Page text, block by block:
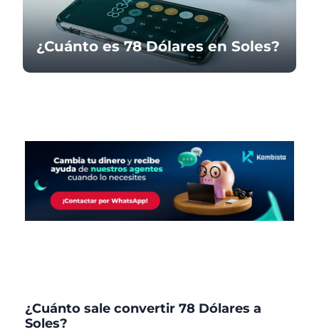
¿Cuánto es 78 Dólares en Soles?
¿Cuánto sale convertir 78 Dólares a
Soles?